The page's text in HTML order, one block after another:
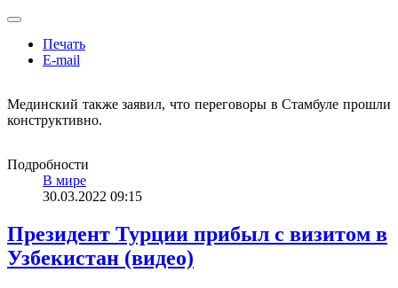
Печать
E-mail
Мединский также заявил, что переговоры в Стамбуле прошли
конструктивно.
Подробности
В мире
30.03.2022 09:15
Президент Турции прибыл с визитом в
Узбекистан (видео)